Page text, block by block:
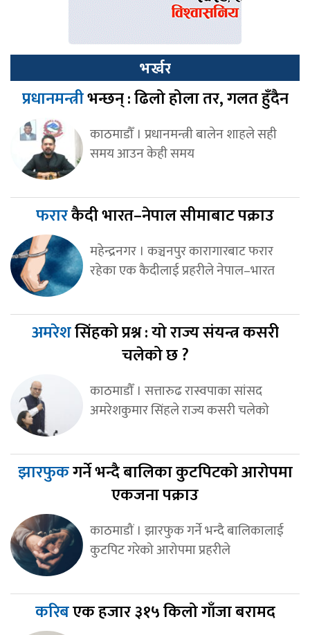
भर्खर
प्रधानमन्त्रीभन्छन् : ढिलो होला तर, गलत हुँदैन
काठमाडौँ । प्रधानमन्त्री बालेन शाहले सही
समय आउन केही समय
फरारकैदी भारत–नेपाल सीमाबाट पक्राउ
महेन्द्रनगर । कञ्चनपुर कारागारबाट फरार
रहेका एक कैदीलाई प्रहरीले नेपाल–भारत
अमरेशसिंहको प्रश्न : यो राज्य संयन्त्र कसरी
चलेको छ ?
काठमाडौँ । सत्तारुढ रास्वपाका सांसद
अमरेशकुमार सिंहले राज्य कसरी चलेको
झारफुकगर्ने भन्दै बालिका कुटपिटको आरोपमा
एकजना पक्राउ
काठमाडौं । झारफुक गर्ने भन्दै बालिकालाई
कुटपिट गरेको आरोपमा प्रहरीले
करिबएक हजार ३१५ किलो गाँजा बरामद